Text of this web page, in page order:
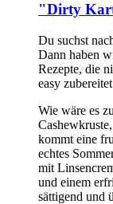
"Dirty
Du suchst
Dann haben
Rezepte, die
easy
Wie wäre es
kommt eine
echtes
mit
und einem
sättigend und